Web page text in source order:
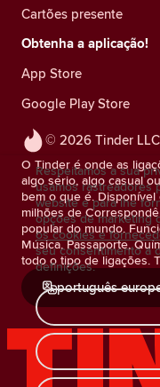
© 2026 Tinder LLC
O Tinder é onde as
algo sério, algo casual
bem o que é.
milhões de
popular do mundo.
Música, Passaporte,
todo o tipo de ligações.
português
Cartões presente
Obtenha a aplicação!
App Store
Google Play Store
Respeitamos a sua
usamos rastreadores
website e para lhe
opções de marketing
os cookies e
seu consentimento a
definições.